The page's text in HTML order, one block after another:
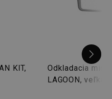
KIT,
Odkladacia
LAGOON, veľká